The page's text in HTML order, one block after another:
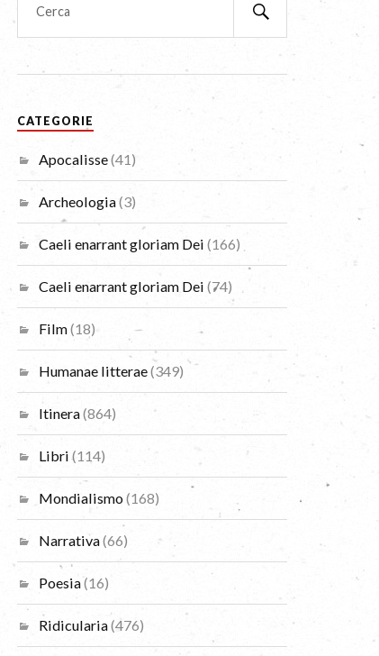
CATEGORIE
Apocalisse(41)
Archeologia(3)
Caeli enarrant gloriam Dei (166)
Caeli enarrant gloriam Dei (74)
Film(18)
Humanae litterae(349)
Itinera(864)
Libri (114)
Mondialismo(168)
Narrativa(66)
Poesia(16)
Ridicularia(476)